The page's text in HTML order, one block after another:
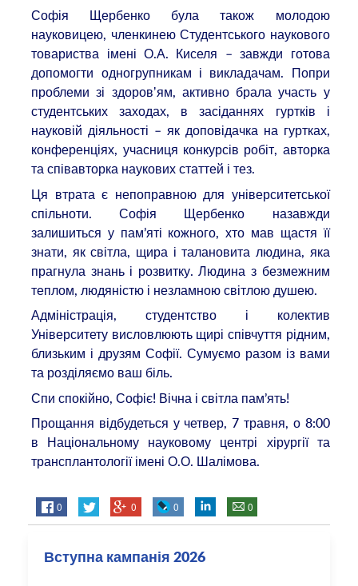
Софія Щербенко була також молодою
науковицею, членкинею Студентського наукового
товариства імені О.А. Киселя – завжди готова
допомогти одногрупникам і викладачам. Попри
проблеми зі здоровʼям, активно брала участь у
студентських заходах, в засіданнях гуртків і
науковій діяльності – як доповідачка на гуртках,
конференціях, учасниця конкурсів робіт, авторка
та співавторка наукових статтей і тез.
Ця втрата є непоправною для університетської
спільноти. Софія Щербенко назавжди
залишиться у пам’яті кожного, хто мав щастя її
знати, як світла, щира і талановита людина, яка
прагнула знань і розвитку. Людина з безмежним
теплом, людяністю і незламною світлою душею.
Адміністрація, студентство і колектив
Університету висловлюють щирі співчуття рідним,
близьким і друзям Софії. Сумуємо разом із вами
та розділяємо ваш біль.
Спи спокійно, Софіє! Вічна і світла пам’ять!
Прощання відбудеться у четвер, 7 травня, о 8:00
в Національному науковому центрі хірургії та
трансплантології імені О.О. Шалімова.
0 0 0 0
Вступна кампанія 2026